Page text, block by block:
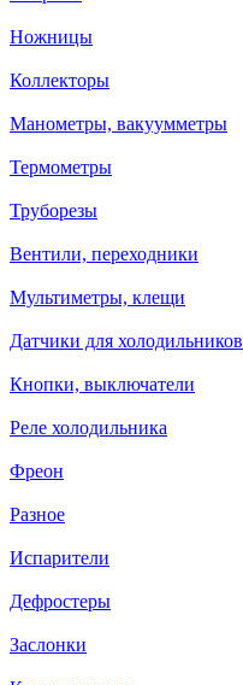
Ножницы
Коллекторы
Манометры, вакуумметры
Термометры
Труборезы
Вентили, переходники
Мультиметры, клещи
Датчики для холодильников
Кнопки, выключатели
Реле холодильника
Фреон
Разное
Испарители
Дефростеры
Заслонки